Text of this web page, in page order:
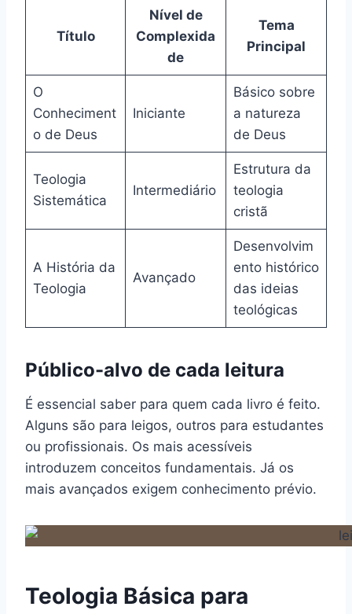
Título
Nível de
Complexida
de
Tema
Principal
O
Conheciment
o de Deus
Iniciante
Básico sobre
a natureza
de Deus
Teologia
Sistemática
Intermediário
Estrutura da
teologia
cristã
A História da
Teologia
Avançado
Desenvolvim
ento histórico
das ideias
teológicas
Público-alvo de cada leitura
É essencial saber para quem cada livro é feito.
Alguns são para leigos, outros para estudantes
ou profissionais. Os mais acessíveis
introduzem conceitos fundamentais. Já os
mais avançados exigem conhecimento prévio.
Teologia Básica para